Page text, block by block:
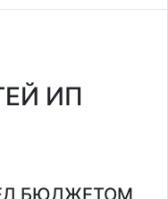
ИП
БЮДЖЕТОМ